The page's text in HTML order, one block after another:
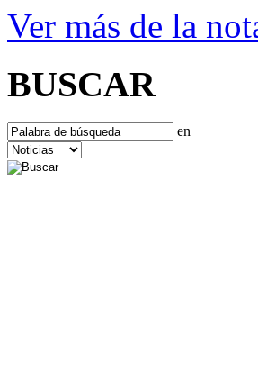
Ver más de la
BUSCAR
en